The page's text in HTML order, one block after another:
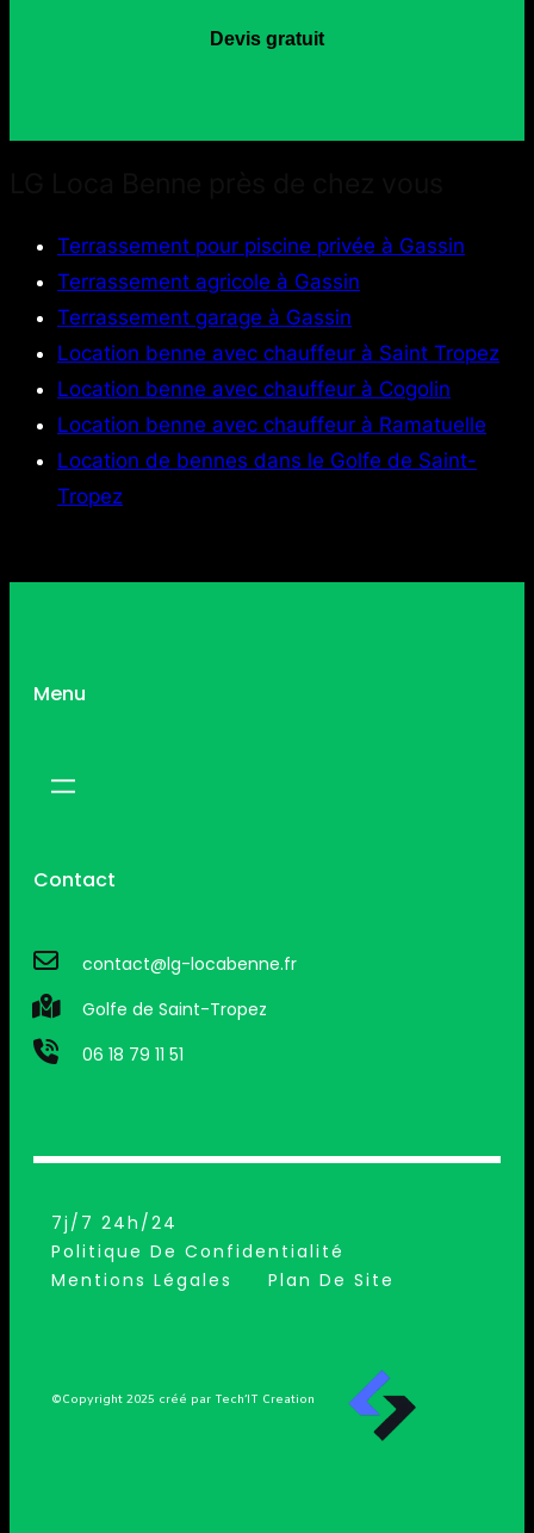
Devis gratuit
Terrassement pour piscine privée à Gassin
Terrassement agricole à Gassin
Terrassement garage à Gassin
Location benne avec chauffeur à Saint Tropez
Location benne avec chauffeur à Cogolin
Location benne avec chauffeur à Ramatuelle
Location de bennes dans le Golfe de Saint-
Tropez
Menu
Contact
contact@lg-locabenne.fr
Golfe de Saint-Tropez
06 18 79 11 51
7j/7 24h/24
Politique De Confidentialité
Mentions Légales
Plan De Site
©Copyright 2025 créé par Tech’IT Creation